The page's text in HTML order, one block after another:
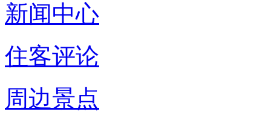
新闻中心
住客评论
周边景点